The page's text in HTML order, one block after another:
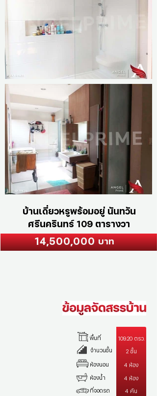
พื้นที่
จำนวนชั้น
ห้องนอน
ห้องน้ำ
ที่จอดรถ
109.20 ตรว.
2 ชั้น
4 ห้อง
4 ห้อง
4 คัน
บ้านเดี่ยวหรูพร้อมอยู่ นันทวัน
ศรีนครินทร์ 109 ตารางวา
14,500,000 บาท